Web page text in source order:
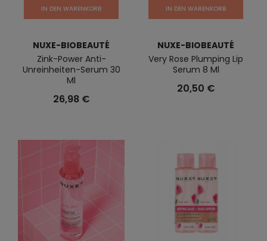
IN DEN WARENKORB
NUXE-BIOBEAUTÉ
Zink-Power Anti-
Unreinheiten-Serum 30
Ml
26,98 €
IN DEN WARENKORB
NUXE-BIOBEAUTÉ
Very Rose Plumping Lip
Serum 8 Ml
20,50 €